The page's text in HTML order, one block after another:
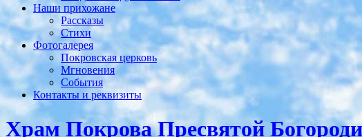
Наши прихожане
Рассказы
Стихи
Фотогалерея
Покровская церковь
Мгновения
События
Контакты и реквизиты
Храм Покрова Пресвятой